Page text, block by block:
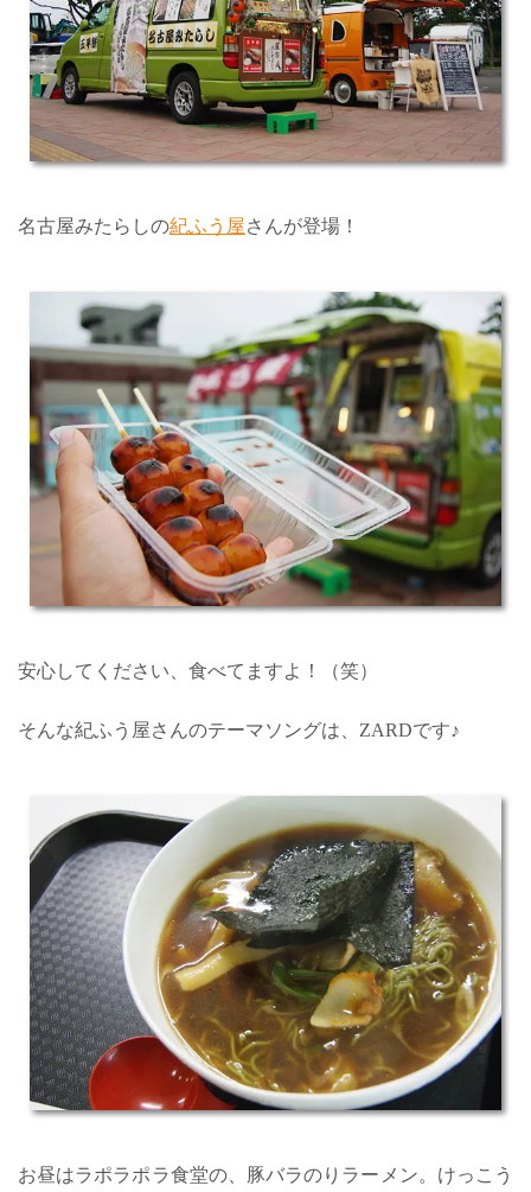
名古屋みたらしの紀ふう屋さんが登場！
安心してください、食べてますよ！（笑）
そんな紀ふう屋さんのテーマソングは、ZARDです♪
お昼はラポラポラ食堂の、豚バラのりラーメン。けっこう